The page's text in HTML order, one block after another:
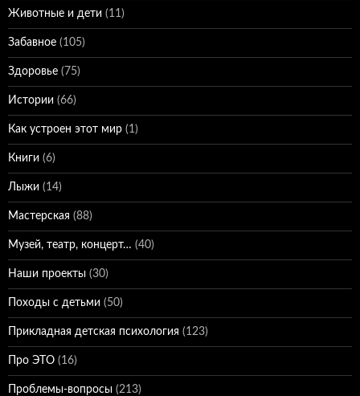
Животные и дети (11)
Забавное (105)
Здоровье (75)
Истории (66)
Как устроен этот мир (1)
Книги (6)
Лыжи (14)
Мастерская (88)
Музей, театр, концерт… (40)
Наши проекты (30)
Походы с детьми (50)
Прикладная детская психология (123)
Про ЭТО (16)
Проблемы-вопросы (213)